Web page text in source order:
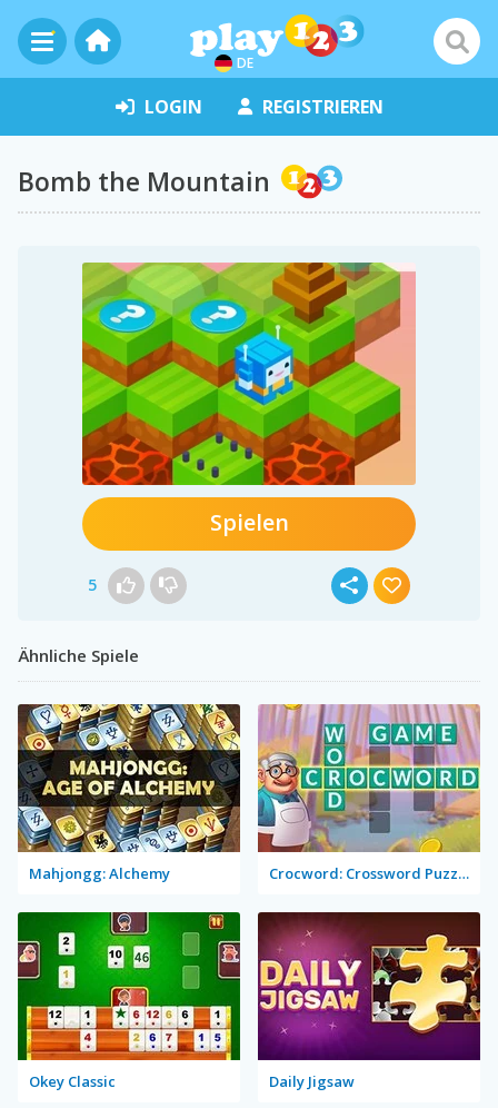
DE
LOGIN REGISTRIEREN
Bomb the Mountain
Spielen
5
Ähnliche Spiele
Mahjongg: Alchemy Crocword: Crossword Puzzle Game
Okey Classic Daily Jigsaw